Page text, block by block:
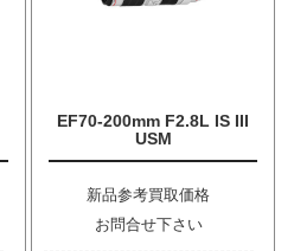
EF70-200mm F2.8L IS III
USM
新品参考買取価格
お問合せ下さい